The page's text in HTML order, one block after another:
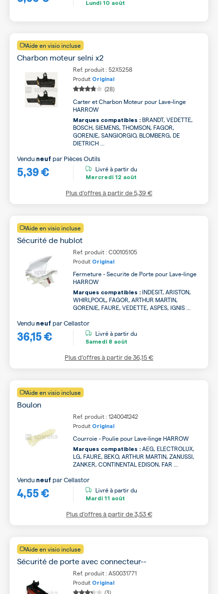
Lundi 10 août
Aide en visio incluse
Charbon moteur selni x2
Ref. produit : 52X5258
Produit Original
(28)
Carter et Charbon Moteur pour Lave-linge
HARROW
Marques compatibles : BRANDT, VEDETTE,
BOSCH, SIEMENS, THOMSON, FAGOR,
GORENJE, SANGIORGIO, BLOMBERG, DE
DIETRICH ...
5,39 €
Vendu neuf par Pièces Outils
Livré à partir du
Mercredi 12 août
Plus d’offres à partir de5,39 €
Aide en visio incluse
Sécurité de hublot
Ref. produit : C00105105
Produit Original
Fermeture - Securite de Porte pour Lave-linge
HARROW
Marques compatibles : INDESIT, ARISTON,
WHIRLPOOL, FAGOR, ARTHUR MARTIN,
GORENJE, FAURE, VEDETTE, ASPES, IGNIS ...
36,15 €
Vendu neuf parCellastor
Livré à partir du
Samedi 8 août
Plus d’offres à partir de36,15 €
Aide en visio incluse
Boulon
Ref. produit : 1240041242
Produit Original
Courroie - Poulie pour Lave-linge HARROW
Marques compatibles : AEG, ELECTROLUX,
LG, FAURE, BEKO, ARTHUR MARTIN, ZANUSSI,
ZANKER, CONTINENTAL EDISON, FAR ...
4,55 €
Vendu neuf parCellastor
Livré à partir du
Mardi 11 août
Plus d’offres à partir de3,53 €
Aide en visio incluse
Sécurité de porte avec connecteur--
Ref. produit : AS0031771
Produit Original